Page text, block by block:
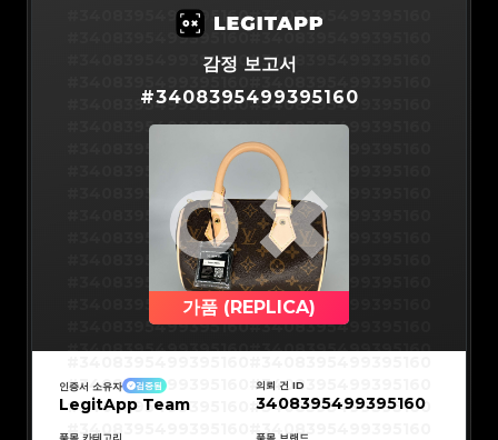
#3066123689299189#3066123689299189
#3066123689299189#3066123689299189
#3066123689299189#3066123689299189
#3066123689299189#3066123689299189
#3066123689299189#3066123689299189
#3066123689299189#3066123689299189
#3066123689299189#3066123689299189
#3066123689299189
#3066123689299189
#3066123689299189
#3066123689299189
#3066123689299189#3066123689299189
#3066123689299189#3066123689299189
#3066123689299189#3066123689299189
#3066123689299189#3066123689299189
#3066123689299189#3066123689299189
#3066123689299189#3066123689299189
#3066123689299189
#3066123689299189
#3066123689299189
#3066123689299189
#3066123689299189
#3066123689299189
#3066123689299189#3066123689299189
#3066123689299189#3066123689299189
#3066123689299189#3066123689299189
#3066123689299189
#3066123689299189
#3066123689299189#3066123689299189
#3066123689299189
#3066123689299189
#3066123689299189#3066123689299189
#3066123689299189#3066123689299189
#3066123689299189#3066123689299189
#3066123689299189#3066123689299189
#3066123689299189#3066123689299189
#3066123689299189#3066123689299189
#3066123689299189#3066123689299189
#3066123689299189
#3066123689299189
#3066123689299189
#3066123689299189
#3408395499395160#3408395499395160
#3408395499395160#3408395499395160
#3408395499395160#3408395499395160
#3408395499395160#3408395499395160
#3408395499395160#3408395499395160
#3408395499395160#3408395499395160
#3408395499395160
#3408395499395160
#3408395499395160
#3408395499395160
#3408395499395160#3408395499395160
#3408395499395160#3408395499395160
#3408395499395160#3408395499395160
#3408395499395160#3408395499395160
#3408395499395160#3408395499395160
#3408395499395160#3408395499395160
#3408395499395160#3408395499395160
#3408395499395160
#3408395499395160
#3408395499395160
#3408395499395160
감정 보고서
#3408395499395160
가품 (REPLICA)
#3408395499395160
#3408395499395160
#3408395499395160
#3408395499395160
#3408395499395160
#3408395499395160
인증서 소유자 검증됨
LegitApp Team
의뢰 건 ID
3408395499395160
품목 카테고리 품목 브랜드